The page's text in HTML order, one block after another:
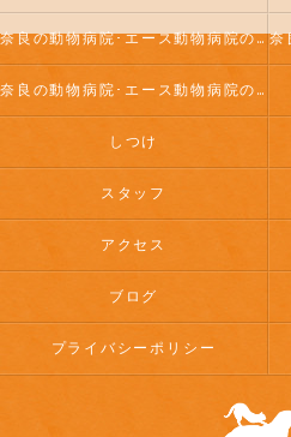
奈良の動物病院･エース動物病院の口コミ情報
奈良の動物病院･エース動物病院のお客様の声
しつけ
スタッフ
アクセス
ブログ
プライバシーポリシー